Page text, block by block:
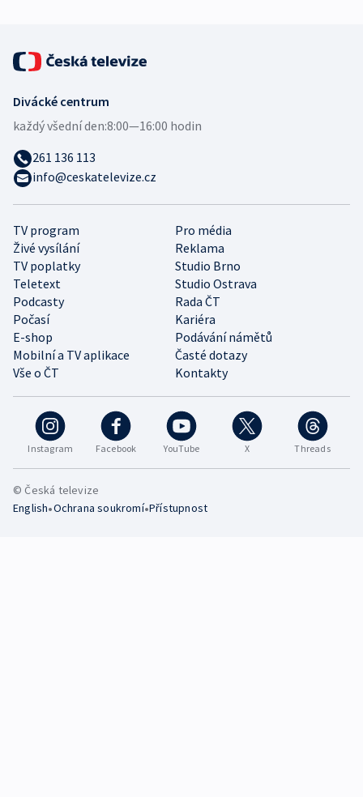
Instagram Facebook YouTube X Threads
TV program
Pro média
Živé vysílání
Reklama
TV poplatky
Studio Brno
Teletext
Studio Ostrava
Podcasty
Rada ČT
Počasí
Kariéra
E-shop
Podávání námětů
Mobilní a TV aplikace
Časté dotazy
Vše o ČT
Kontakty
Divácké centrum
každý všední den:8:00—16:00 hodin
261 136 113
info@ceskatelevize.cz
© Česká televize
English•Ochrana soukromí•Přístupnost